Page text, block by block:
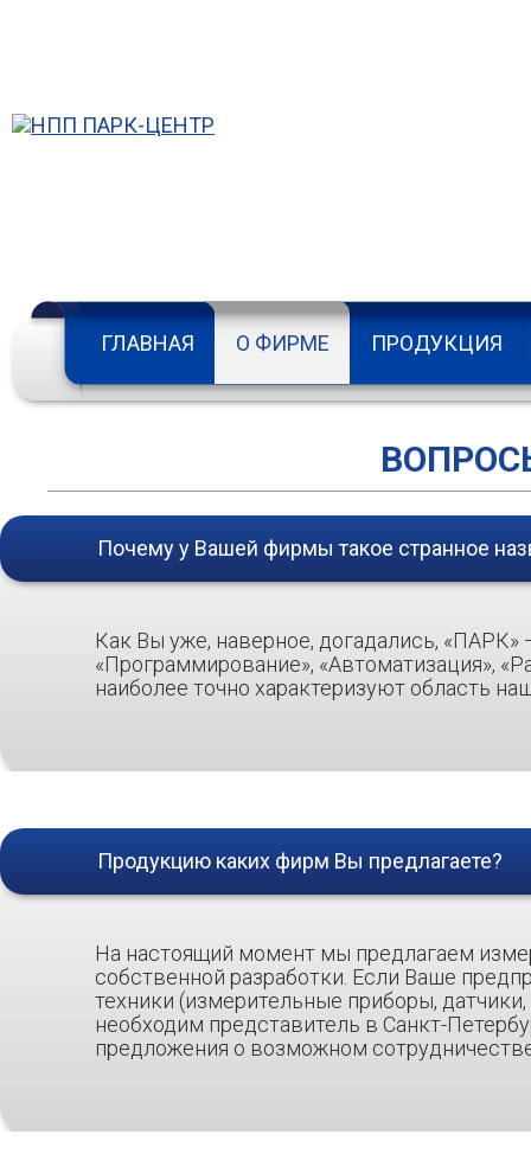
ГЛАВНАЯ О ФИРМЕ
Коротко о главном
ПРОДУКЦИЯ
системы
Почему у Вашей фирмы такое странное
Как Вы уже, наверное, догадались,
«Программирование», «Автоматизация»,
наиболее точно характеризуют область
Продукцию каких фирм Вы предлагаете?
На настоящий момент мы предлагаем
собственной разработки. Если Ваше
техники (измерительные приборы,
необходим представитель в Санкт-
предложения о возможном